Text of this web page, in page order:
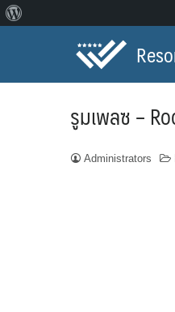
รูมเพลซ –
Administrators